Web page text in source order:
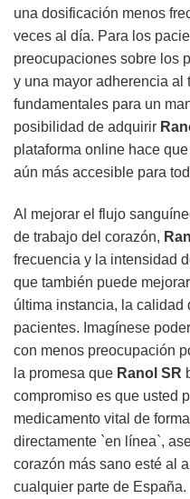
una dosificación menos
veces al día. Para los
preocupaciones sobre los
y una mayor adherencia al
fundamentales para un
posibilidad de adquirir
plataforma online hace
aún más accesible para
Al mejorar el flujo
de trabajo del corazón,
frecuencia y la intensidad
que también puede
última instancia, la calidad
pacientes. Imagínese
con menos preocupación
la promesa que Ranol SR
compromiso es que usted
medicamento vital de
directamente `en línea`,
corazón más sano esté al
cualquier parte de España.